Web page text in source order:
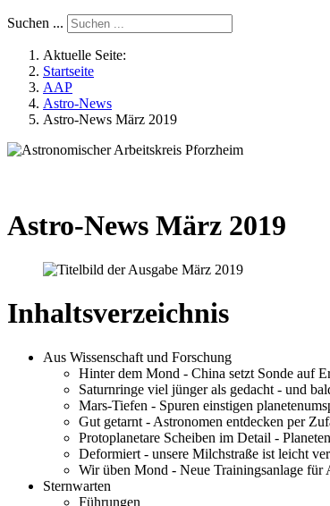
Suchen ...
Aktuelle Seite:
Startseite
AAP
Astro-News
Astro-News März 2019
Astro-News März 2019
Inhaltsverzeichnis
Aus Wissenschaft und Forschung
Hinter dem Mond - China setzt Sonde auf
Saturnringe viel jünger als gedacht - und
Mars-Tiefen - Spuren einstigen
Gut getarnt - Astronomen entdecken per
Protoplanetare Scheiben im Detail -
Deformiert - unsere Milchstraße ist leicht
Wir üben Mond - Neue Trainingsanlage für
Sternwarten
Führungen